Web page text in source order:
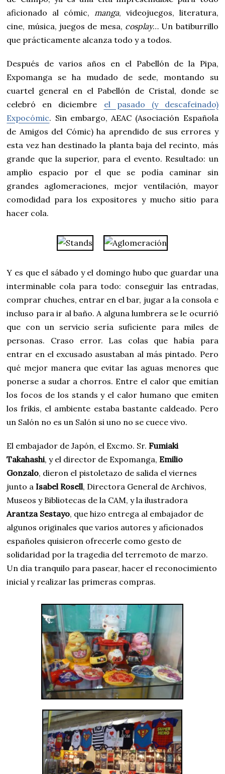
aficionado al cómic,
manga, videojuegos, literatura,
cine, música, juegos de mesa, cosplay… Un batiburrillo
que prácticamente alcanza todo y a todos.
Después de varios años en el Pabellón de la Pipa,
Expomanga se ha mudado de sede, montando su
cuartel general en el Pabellón de Cristal, donde se
celebró en diciembre el pasado (y descafeinado)
Expocómic. Sin embargo, AEAC (Asociación Española
de Amigos del Cómic) ha aprendido de sus errores y
esta vez han destinado la planta baja del recinto, más
grande que la superior, para el evento. Resultado: un
amplio espacio por el que se podía caminar sin
grandes aglomeraciones, mejor ventilación, mayor
comodidad para los expositores y mucho sitio para
hacer cola.
Y es que el sábado y el domingo hubo que guardar una
interminable cola para todo: conseguir las entradas,
comprar chuches, entrar en el bar, jugar a la consola e
incluso para ir al baño. A alguna lumbrera se le ocurrió
que con un servicio sería suficiente para miles de
personas. Craso error. Las colas que había para
entrar en el excusado asustaban al más pintado. Pero
qué mejor manera que evitar las aguas menores que
ponerse a sudar a chorros. Entre el calor que emitían
los focos de los stands y el calor humano que emiten
los frikis, el ambiente estaba bastante caldeado. Pero
un Salón no es un Salón si uno no se cuece vivo.
El embajador de Japón, el Excmo. Sr. Fumiaki
Takahashi, y el director de Expomanga, Emilio
Gonzalo, dieron el pistoletazo de salida el viernes
junto a Isabel Rosell, Directora General de Archivos,
Museos y Bibliotecas de la CAM, y la ilustradora
Arantza Sestayo, que hizo entrega al embajador de
algunos originales que varios autores y aficionados
españoles quisieron ofrecerle como gesto de
solidaridad por la tragedia del terremoto de marzo.
Un día tranquilo para pasear, hacer el reconocimiento
inicial y realizar las primeras compras.